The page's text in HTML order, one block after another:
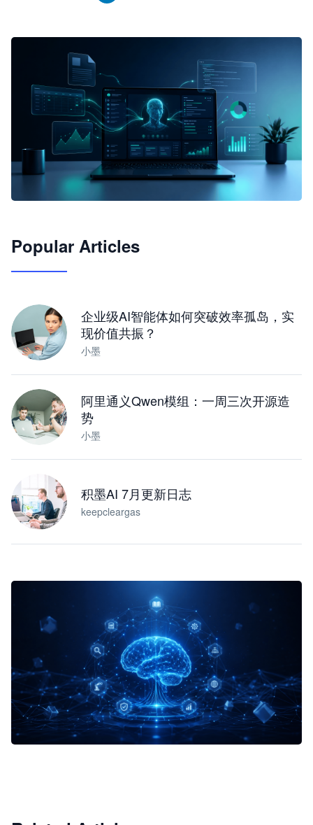
JimoClaw 桌面 AI Agent 工作台
Popular Articles
企业级AI智能体如何突破效率孤岛，实
现价值共振？
小墨
阿里通义Qwen模组：一周三次开源造
势
小墨
积墨AI 7月更新日志
keepcleargas